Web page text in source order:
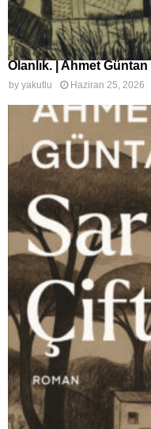
Olanlık. | Ahmet
by yakutlu Haziran 25, 2026